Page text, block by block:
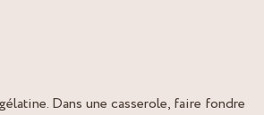
Dans une casserole, faire fondre